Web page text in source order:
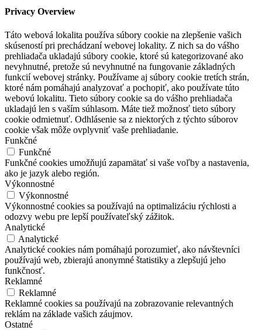
Privacy Overview
Táto webová lokalita používa súbory cookie na zlepšenie vašich
skúseností pri prechádzaní webovej lokality. Z nich sa do vášho
prehliadača ukladajú súbory cookie, ktoré sú kategorizované ako
nevyhnutné, pretože sú nevyhnutné na fungovanie základných
funkcií webovej stránky. Používame aj súbory cookie tretích strán,
ktoré nám pomáhajú analyzovať a pochopiť, ako používate túto
webovú lokalitu. Tieto súbory cookie sa do vášho prehliadača
ukladajú len s vaším súhlasom. Máte tiež možnosť tieto súbory
cookie odmietnuť. Odhlásenie sa z niektorých z týchto súborov
cookie však môže ovplyvniť vaše prehliadanie.
Funkčné
Funkčné
Funkčné cookies umožňujú zapamätať si vaše voľby a nastavenia,
ako je jazyk alebo región.
Výkonnostné
Výkonnostné
Výkonnostné cookies sa používajú na optimalizáciu rýchlosti a
odozvy webu pre lepší používateľský zážitok.
Analytické
Analytické
Analytické cookies nám pomáhajú porozumieť, ako návštevníci
používajú web, zbierajú anonymné štatistiky a zlepšujú jeho
funkčnosť.
Reklamné
Reklamné
Reklamné cookies sa používajú na zobrazovanie relevantných
reklám na základe vašich záujmov.
Ostatné